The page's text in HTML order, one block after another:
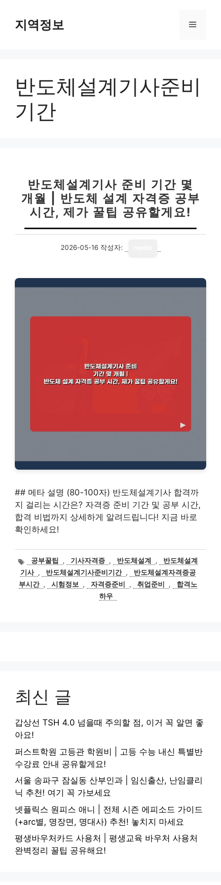
지역정보 메
반도체설계기사준비
기간
반도체설계기사 준비 기간 몇
개월 | 반도체 설계 자격증 공부
시간, 제가 꿀팁 공유할게요!
2026-05-16 작성자:
## 메타 설명 (80-100자) 반도체설계기사 합격까
지 걸리는 시간은? 자격증 준비 기간 및 공부 시간,
합격 비법까지 상세하게 알려드립니다! 지금 바로
확인하세요!
태
그
공부꿀팁 , 기사자격증 , 반도체설계 ,
반도체설계
기사 , 반도체설계기사준비기간 ,
반도체설계자격증공
부시간 , 시험정보 , 자격증준비 , 취업준비 ,
합격노
하우
최신 글
갑상선 TSH 4.0 넘을때 주의할 점, 이거 꼭 알면 좋
아요!
퍼스트학원 고등관 학원비 | 고등 수능 내신 특별반
수강료 안내 공유할게요!
서울 송파구 잠실동 산부인과 | 임신출산, 난임클리
닉 추천! 여기 꼭 가보세요
넷플릭스 원피스 애니 | 전체 시즌 에피소드 가이드
(+arc별, 명장면, 명대사) 추천! 놓치지 마세요
평생바우처카드 사용처 | 평생교육 바우처 사용처
완벽정리 꿀팁 공유해요!